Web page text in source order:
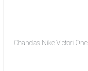
Chanclas Nike Victori One